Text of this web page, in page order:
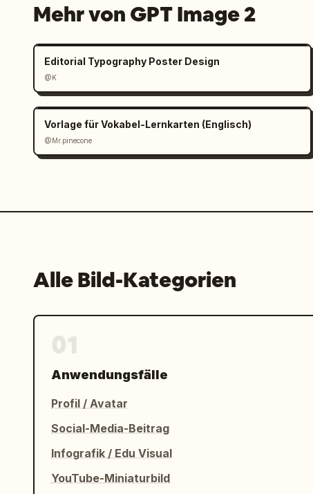
Mehr von GPT Image 2
Editorial Typography Poster Design
@K
Vorlage für Vokabel-Lernkarten (Englisch)
@Mr.pinecone
Alle Bild-Kategorien
Anwendungsfälle
Profil / Avatar
Social-Media-Beitrag
Infografik / Edu Visual
YouTube-Miniaturbild